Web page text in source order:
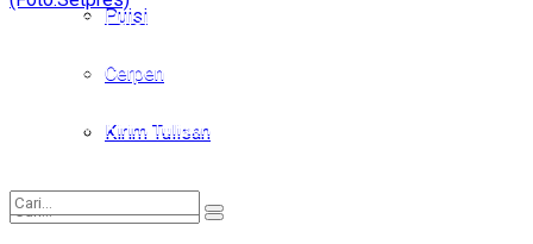
Puisi
Cerpen
Kirim Tulisan
Puisi
Cerpen
Kirim Tulisan